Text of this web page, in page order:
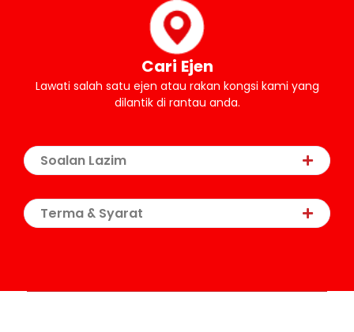
Cari Ejen
Lawati salah satu ejen atau rakan kongsi kami yang
dilantik di rantau anda.
Soalan Lazim
Terma & Syarat